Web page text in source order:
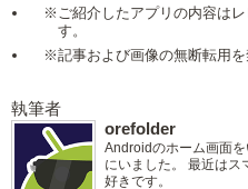
※ご紹介したアプリの内容は
す。
※記事および画像の無断転用を
執筆者
orefolder
Androidのホーム画面
にいました。 最近はス
好きです。